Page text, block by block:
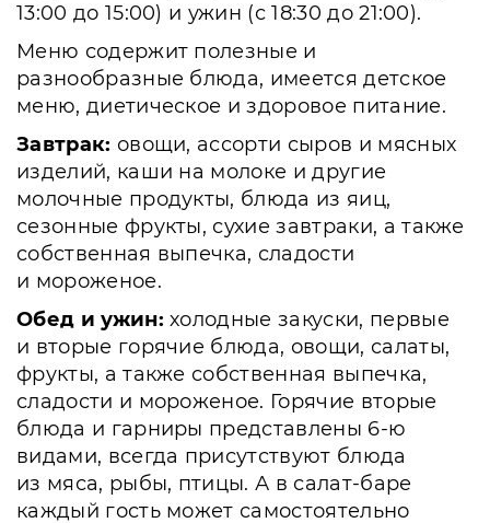
13:00 до 15:00) и ужин (с 18:30 до 21:00).
Меню содержит полезные и
разнообразные блюда, имеется детское
меню, диетическое и здоровое питание.
Завтрак: овощи, ассорти сыров и мясных
изделий, каши на молоке и другие
молочные продукты, блюда из яиц,
сезонные фрукты, сухие завтраки, а также
собственная выпечка, сладости
и мороженое.
Обед и ужин: холодные закуски, первые
и вторые горячие блюда, овощи, салаты,
фрукты, а также собственная выпечка,
сладости и мороженое. Горячие вторые
блюда и гарниры представлены 6-ю
видами, всегда присутствуют блюда
из мяса, рыбы, птицы. А в салат-баре
каждый гость может самостоятельно